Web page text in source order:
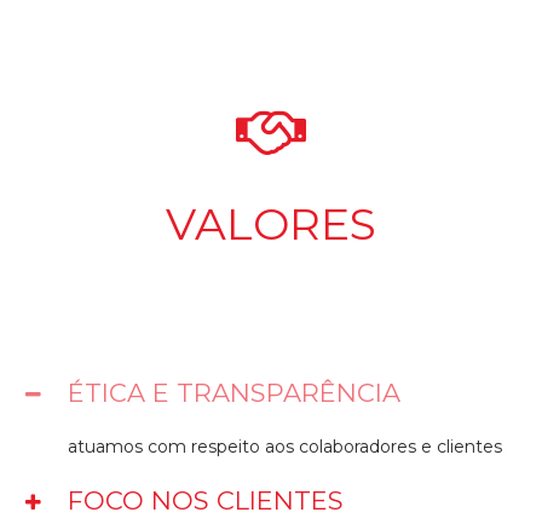
VALORES
ÉTICA E TRANSPARÊNCIA
atuamos com respeito aos colaboradores e clientes
FOCO NOS CLIENTES